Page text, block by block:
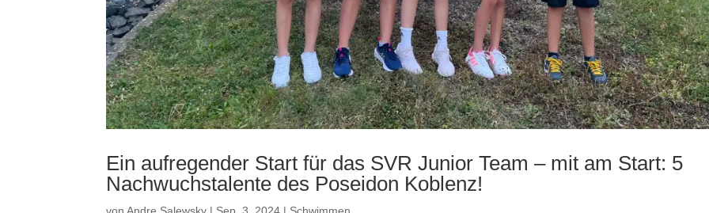
Ein aufregender Start für das SVR Junior Team – mit am Start: 5
Nachwuchstalente des Poseidon Koblenz!